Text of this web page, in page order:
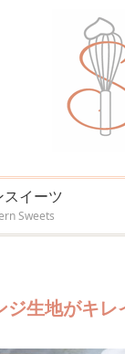
スイーツ
Sweets
生地がキ